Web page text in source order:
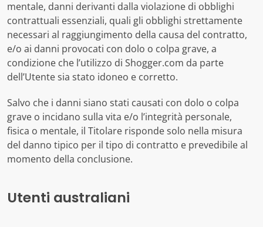
mentale, danni derivanti dalla violazione di obblighi
contrattuali essenziali, quali gli obblighi strettamente
necessari al raggiungimento della causa del contratto,
e/o ai danni provocati con dolo o colpa grave, a
condizione che l’utilizzo di Shogger.com da parte
dell’Utente sia stato idoneo e corretto.
Salvo che i danni siano stati causati con dolo o colpa
grave o incidano sulla vita e/o l’integrità personale,
fisica o mentale, il Titolare risponde solo nella misura
del danno tipico per il tipo di contratto e prevedibile al
momento della conclusione.
Utenti australiani